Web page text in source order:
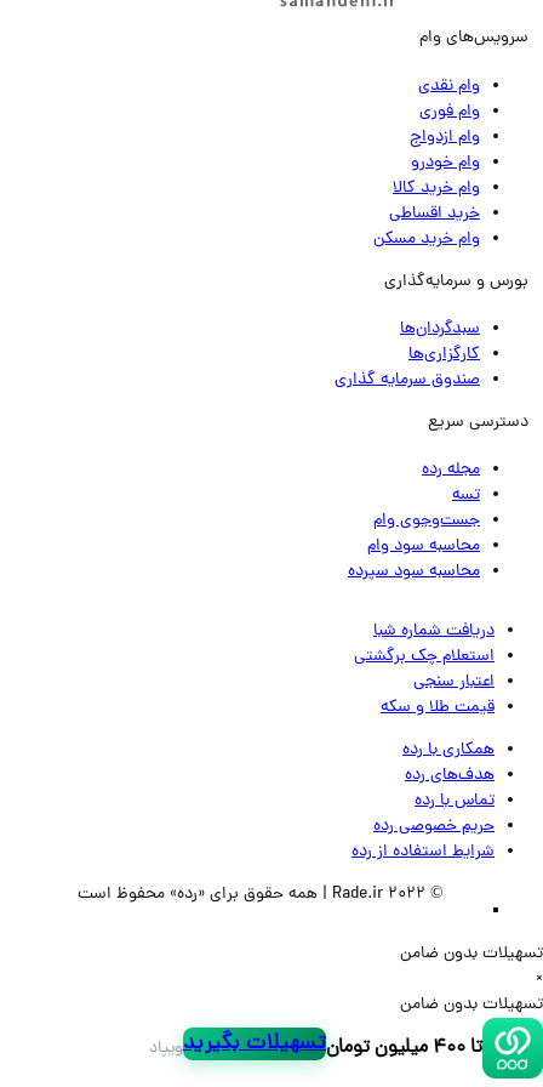
وام
وام نقدی
وام فوری
وام ازدواج
وام خودرو
وام خرید کالا
خرید اقساطی
وام خرید مسکن
و سرمایه‌گذاری
سبدگردان‌ها
کارگزاری‌ها
صندوق سرمایه گذاری
سریع
مجله رده
تسه
جست‌وجوی وام
محاسبه سود وام
محاسبه سود سپرده
دریافت شماره شبا
استعلام چک برگشتی
اعتبار سنجی
قیمت طلا و سکه
همکاری با رده
هدف‌های رده
تماس‌ با‌ رده
حریم خصوصی رده
شرایط استفاده از رده
بدون ضامن
بدون ضامن
تا ۴۰۰ میلیون تومان تسهیلات بگیریدویپاد